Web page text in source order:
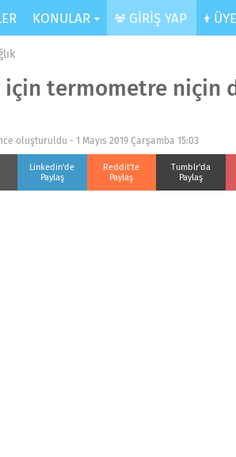
KONULAR GİRİŞ YAP
için termometre niçin
oluşturuldu - 1 Mayıs 2019 Çarşamba 15:03
Linkedin'de
Paylaş
Reddit'te
Paylaş
Tumblr'da
Paylaş